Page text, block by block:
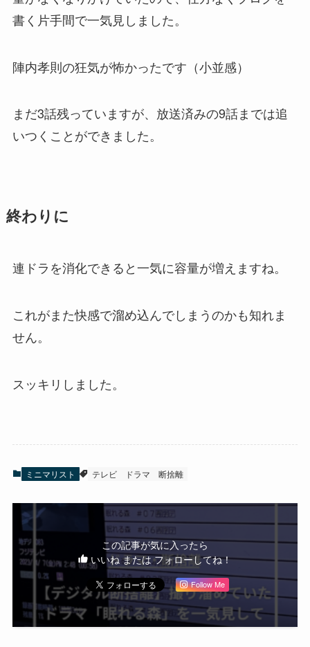
書く片手間で一気見しました。
陣内孝則の狂気が怖かったです（小並感）
まだ3話残っていますが、放送済みの9話までは追
いつくことができました。
終わりに
連ドラを消化できると一気に容量が増えますね。
これがまた快感で溜め込んでしまうのかも知れま
せん。
スッキリしました。
ミニマリスト テレビ ドラマ 断捨離
この記事が気に入ったら
いいね または フォローしてね！
Follow Me